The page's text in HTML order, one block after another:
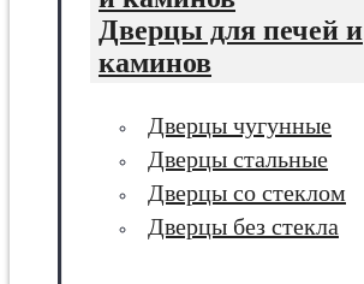
Дверцы для печей и
каминов
Дверцы чугунные
Дверцы стальные
Дверцы со стеклом
Дверцы без стекла